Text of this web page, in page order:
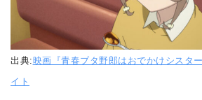
出典:映画『青春ブタ野郎はおでかけシスタ
イト